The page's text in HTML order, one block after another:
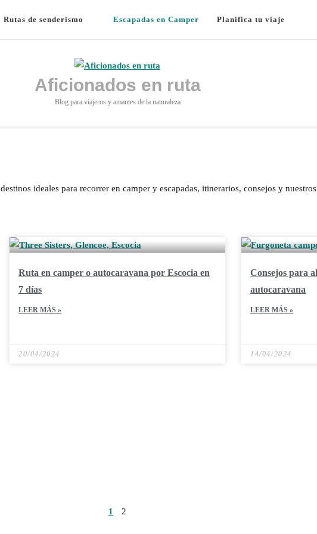
Rutas de senderismo Escapadas en Camper Planifica tu viaje
Aficionados en ruta
Blog para viajeros y amantes de la naturaleza
ideales para recorrer en camper y escapadas, itinerarios, consejos y
Ruta en camper o autocaravana por Escocia en
7 días
LEER MÁS »
20/04/2024
Consejos para
autocaravana
LEER MÁS »
14/04/2024
1 2